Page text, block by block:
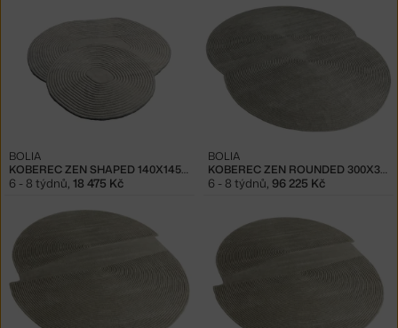
KOBEREC ZEN SHAPED 140X145, LIGHT GREY
BOLIA
6 - 8 týdnů, 18 475 Kč
KOBEREC ZEN ROUNDED 300X377, LIGHT GREY
BOLIA
6 - 8 týdnů, 96 225 Kč